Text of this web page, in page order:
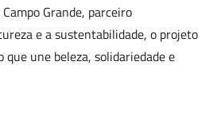
Grande, parceiro
e a sustentabilidade, o projeto
une beleza, solidariedade e